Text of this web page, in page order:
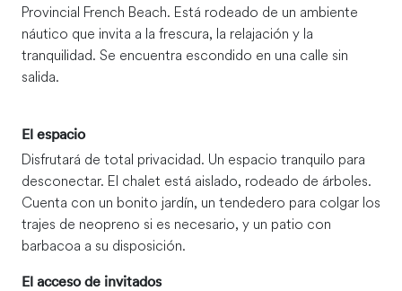
Provincial French Beach. Está rodeado de un ambiente
náutico que invita a la frescura, la relajación y la
tranquilidad. Se encuentra escondido en una calle sin
salida.
El espacio
Disfrutará de total privacidad. Un espacio tranquilo para
desconectar. El chalet está aislado, rodeado de árboles.
Cuenta con un bonito jardín, un tendedero para colgar los
trajes de neopreno si es necesario, y un patio con
barbacoa a su disposición.
El acceso de invitados